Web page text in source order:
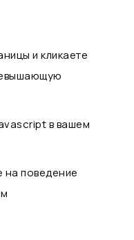
и кликаете
в вашем
поведение